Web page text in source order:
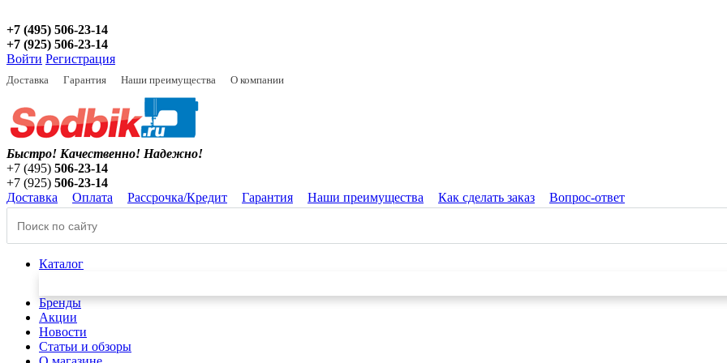
+7 (495) 506-23-14
+7 (925) 506-23-14
Войти Регистрация
Доставка Гарантия Наши преимущества О компании
Быстро! Качественно! Надежно!
+7 (495) 506-23-14
+7 (925) 506-23-14
Доставка
Оплата Рассрочка/Кредит Гарантия Наши преимущества Как сделать заказ Вопрос-ответ
Каталог
Бренды
Акции
Новости
Статьи и обзоры